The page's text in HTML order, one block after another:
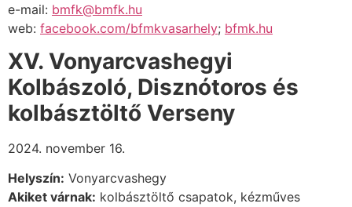
e-mail: bmfk@bmfk.hu
web: facebook.com/bfmkvasarhely; bfmk.hu
XV. Vonyarcvashegyi
Kolbászoló, Disznótoros és
kolbásztöltő Verseny
2024. november 16.
Helyszín: Vonyarcvashegy
Akiket várnak: kolbásztöltő csapatok, kézműves